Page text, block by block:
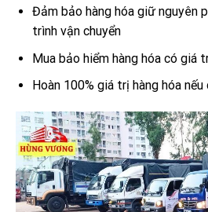
Đảm bảo hàng hóa giữ nguyên
trình vận chuyển
Mua bảo hiểm hàng hóa có giá
Hoàn 100% giá trị hàng hóa